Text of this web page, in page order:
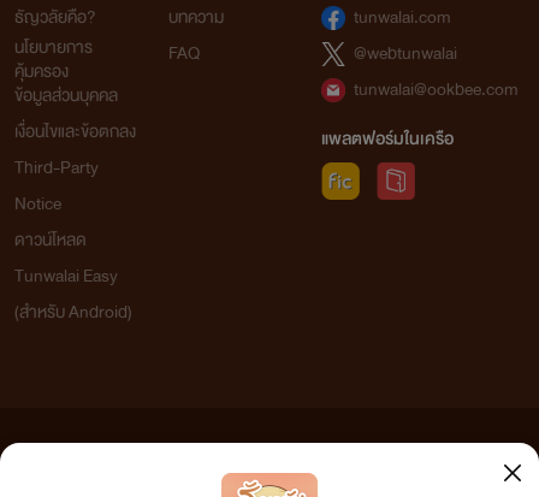
ธัญวลัยคือ?
นโยบายการ
คุ้มครอง
ข้อมูลส่วนบุคคล
เงื่อนไขและข้อตกลง
Third-Party
Notice
ดาวน์โหลด
Tunwalai Easy
(สำหรับ Android)
บทความ
FAQ
tunwalai.com
@webtunwalai
tunwalai@ookbee.com
แพลตฟอร์มในเครือ
เว็บไซต์แห่งนี้ไม่ได้เห็นด้วยและไม่ขอรับผิดชอบต่อข้อความใดๆ ทั้งสิ้น ดังนั้นผู้อ่านทุกท่านโปรดใช้